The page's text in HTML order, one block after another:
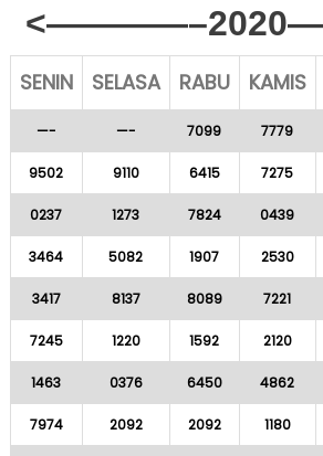
SENIN SELASA RABU KAMIS
—- —- 7099 7779
9502 9110 6415 7275
0237 1273 7824 0439
3464 5082 1907 2530
3417 8137 8089 7221
7245 1220 1592 2120
1463 0376 6450 4862
7974 2092 2092 1180